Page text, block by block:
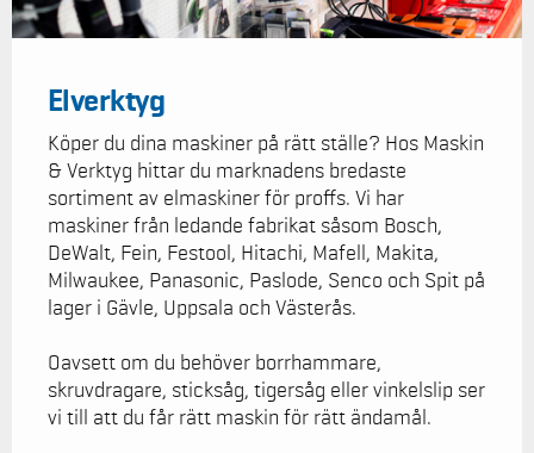
Elverktyg
Köper du dina maskiner på rätt ställe? Hos Maskin
& Verktyg hittar du marknadens bredaste
sortiment av elmaskiner för proffs. Vi har
maskiner från ledande fabrikat såsom Bosch,
DeWalt, Fein, Festool, Hitachi, Mafell, Makita,
Milwaukee, Panasonic, Paslode, Senco och Spit på
lager i Gävle, Uppsala och Västerås.
Oavsett om du behöver borrhammare,
skruvdragare, sticksåg, tigersåg eller vinkelslip ser
vi till att du får rätt maskin för rätt ändamål.